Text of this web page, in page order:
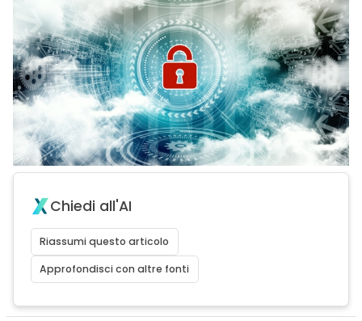
Chiedi all'AI
Riassumi questo articolo
Approfondisci con altre fonti